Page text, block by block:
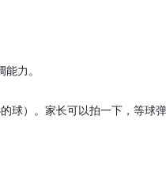
力。
球）。家长可以拍一下，等球